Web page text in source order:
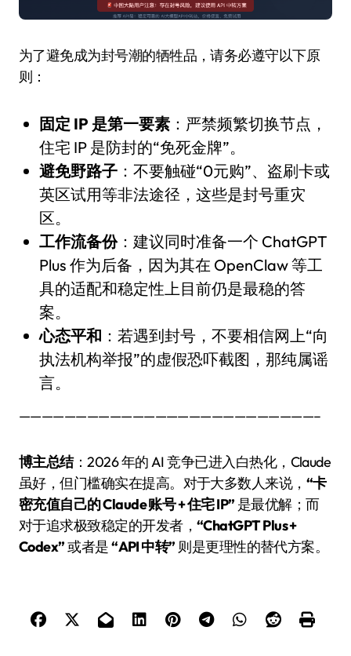
为了避免成为封号潮的牺牲品，请务必遵守以下原
则：
固定 IP 是第一要素：严禁频繁切换节点，
住宅 IP 是防封的“免死金牌”。
避免野路子：不要触碰“0元购”、盗刷卡或
英区试用等非法途径，这些是封号重灾
区。
工作流备份：建议同时准备一个 ChatGPT
Plus 作为后备，因为其在 OpenClaw 等工
具的适配和稳定性上目前仍是最稳的答
案。
心态平和 ：若遇到封号，不要相信网上“向
执法机构举报”的虚假恐吓截图，那纯属谣
言。
——————————————————————————–
博主总结：2026 年的 AI 竞争已进入白热化，Claude
虽好，但门槛确实在提高。对于大多数人来说， “卡
密充值自己的 Claude 账号 + 住宅 IP” 是最优解；而
对于追求极致稳定的开发者， “ChatGPT Plus +
Codex”或者是“API 中转” 则是更理性的替代方案。